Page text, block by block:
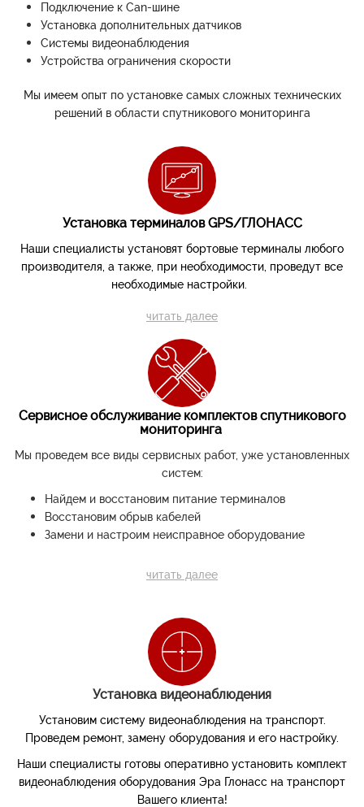
Подключение к Can-шине
Установка дополнительных датчиков
Системы видеонаблюдения
Устройства ограничения скорости
Мы имеем опыт по установке самых сложных технических
решений в области спутникового мониторинга
Установка терминаловGPS/ГЛОНАСС
Наши специалисты установят бортовые терминалы любого
производителя, а также, при необходимости, проведут все
необходимые настройки.
читать далее
Сервисное обслуживание комплектов спутникового
мониторинга
Мы проведем все виды сервисных работ, уже установленных
систем:
Найдем и восстановим питание терминалов
Восстановим обрыв кабелей
Замени и настроим неисправное оборудование
читать далее
Установка видеонаблюдения
Установим систему видеонаблюдения на транспорт.
Проведем ремонт, замену оборудования и его настройку.
Наши специалисты готовы оперативно установить комплект
видеонаблюдения оборудования Эра Глонасс на транспорт
Вашего клиента!